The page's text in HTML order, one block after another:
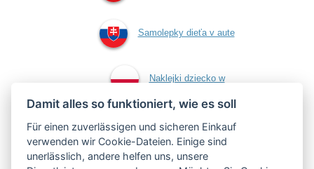
Samolepky dieťa v aute
Naklejki dziecko w
aucie
Damit alles so funktioniert, wie es soll
Für einen zuverlässigen und sicheren Einkauf
verwenden wir Cookie-Dateien. Einige sind
unerlässlich, andere helfen uns, unsere